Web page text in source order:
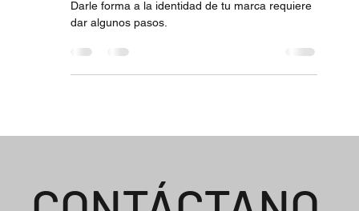
cómo crear la de tu negocio
dar algunos pasos.